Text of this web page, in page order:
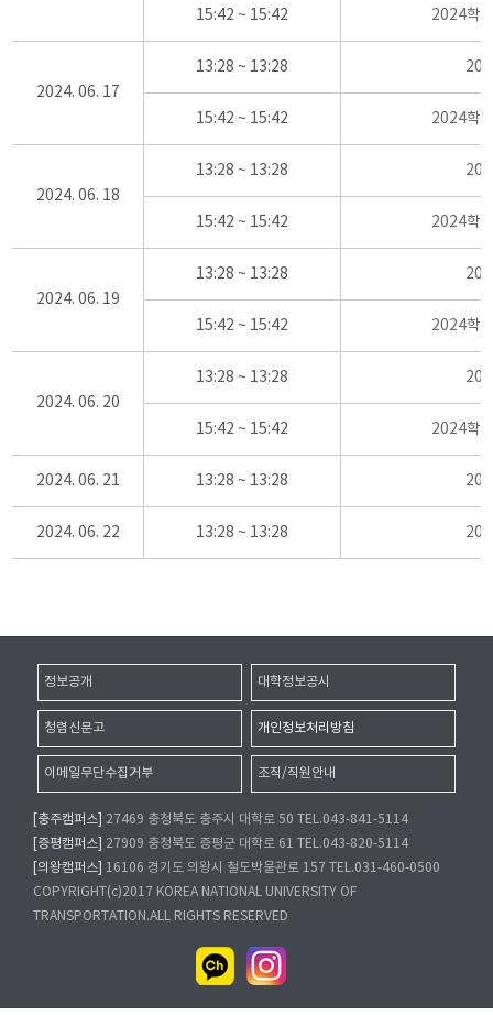
15:42 ~ 15:42 2024학
2024. 06. 17
13:28 ~ 13:28
15:42 ~ 15:42 2024학
2024. 06. 18
13:28 ~ 13:28
15:42 ~ 15:42 2024학
2024. 06. 19
13:28 ~ 13:28
15:42 ~ 15:42 2024학
2024. 06. 20
13:28 ~ 13:28
15:42 ~ 15:42 2024학
2024. 06. 21 13:28 ~ 13:28
2024. 06. 22 13:28 ~ 13:28
정보공개 대학정보공시
청렴신문고 개인정보처리방침
이메일무단수집거부 조직/직원안내
[충주캠퍼스]
27469 충청북도 충주시 대학로 50 TEL.043-841-5114
[증평캠퍼스]
27909 충청북도 증평군 대학로 61 TEL.043-820-5114
[의왕캠퍼스]
16106 경기도 의왕시 철도박물관로 157 TEL.031-460-0500
COPYRIGHT(c)2017 KOREA NATIONAL UNIVERSITY OF
TRANSPORTATION.ALL RIGHTS RESERVED